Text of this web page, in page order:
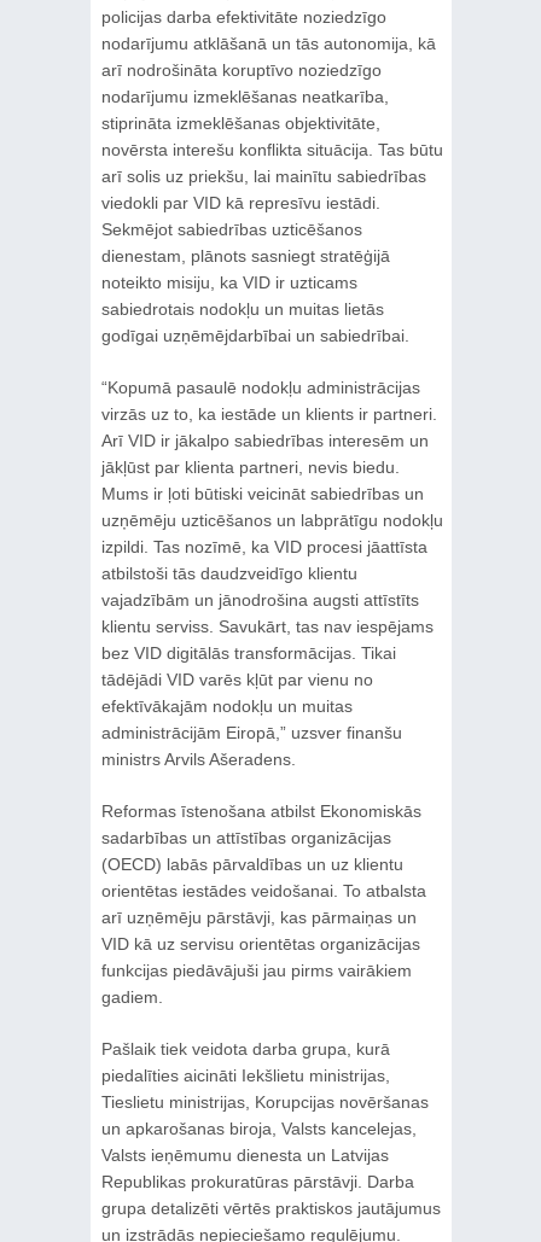
policijas darba efektivitāte noziedzīgo
nodarījumu atklāšanā un tās autonomija, kā
arī nodrošināta koruptīvo noziedzīgo
nodarījumu izmeklēšanas neatkarība,
stiprināta izmeklēšanas objektivitāte,
novērsta interešu konflikta situācija. Tas būtu
arī solis uz priekšu, lai mainītu sabiedrības
viedokli par VID kā represīvu iestādi.
Sekmējot sabiedrības uzticēšanos
dienestam, plānots sasniegt stratēģijā
noteikto misiju, ka VID ir uzticams
sabiedrotais nodokļu un muitas lietās
godīgai uzņēmējdarbībai un sabiedrībai.
“Kopumā pasaulē nodokļu administrācijas
virzās uz to, ka iestāde un klients ir partneri.
Arī VID ir jākalpo sabiedrības interesēm un
jākļūst par klienta partneri, nevis biedu.
Mums ir ļoti būtiski veicināt sabiedrības un
uzņēmēju uzticēšanos un labprātīgu nodokļu
izpildi. Tas nozīmē, ka VID procesi jāattīsta
atbilstoši tās daudzveidīgo klientu
vajadzībām un jānodrošina augsti attīstīts
klientu serviss. Savukārt, tas nav iespējams
bez VID digitālās transformācijas. Tikai
tādējādi VID varēs kļūt par vienu no
efektīvākajām nodokļu un muitas
administrācijām Eiropā,” uzsver finanšu
ministrs Arvils Ašeradens.
Reformas īstenošana atbilst Ekonomiskās
sadarbības un attīstības organizācijas
(OECD) labās pārvaldības un uz klientu
orientētas iestādes veidošanai. To atbalsta
arī uzņēmēju pārstāvji, kas pārmaiņas un
VID kā uz servisu orientētas organizācijas
funkcijas piedāvājuši jau pirms vairākiem
gadiem.
Pašlaik tiek veidota darba grupa, kurā
piedalīties aicināti Iekšlietu ministrijas,
Tieslietu ministrijas, Korupcijas novēršanas
un apkarošanas biroja, Valsts kancelejas,
Valsts ieņēmumu dienesta un Latvijas
Republikas prokuratūras pārstāvji. Darba
grupa detalizēti vērtēs praktiskos jautājumus
un izstrādās nepieciešamo regulējumu.